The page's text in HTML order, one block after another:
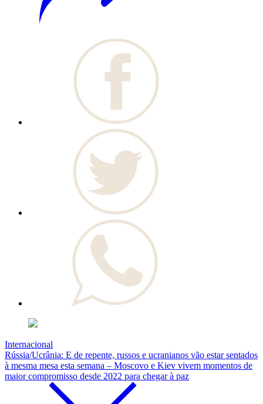
Internacional
Rússia/Ucrânia: E de repente, russos e ucranianos vão estar sentados
à mesma mesa esta semana – Moscovo e Kiev vivem momentos de
maior compromisso desde 2022 para chegar à paz